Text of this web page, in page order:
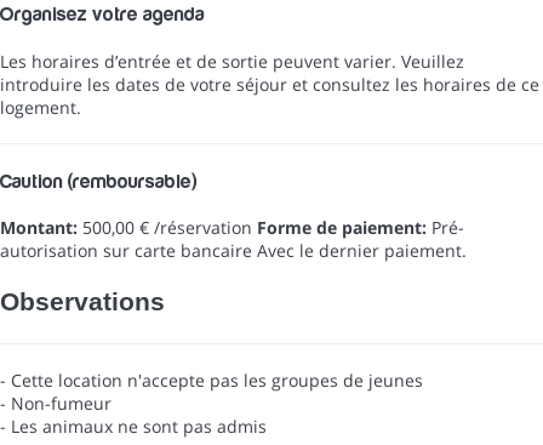
Organisez votre agenda
Les horaires d’entrée et de sortie peuvent varier. Veuillez
introduire les dates de votre séjour et consultez les horaires de ce
logement.
Caution (remboursable)
Montant: 500,00 € /réservation Forme de paiement: Pré-
autorisation sur carte bancaire Avec le dernier paiement.
Observations
- Cette location n'accepte pas les groupes de jeunes
- Non-fumeur
- Les animaux ne sont pas admis